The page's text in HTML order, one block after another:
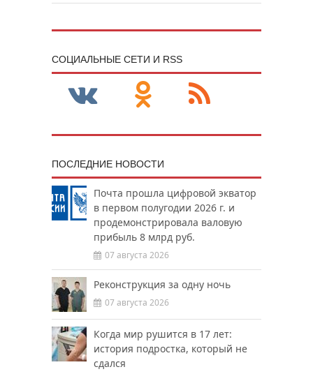
CОЦИАЛЬНЫЕ СЕТИ И RSS
ПОСЛЕДНИЕ НОВОСТИ
Почта прошла цифровой экватор
в первом полугодии 2026 г. и
продемонстрировала валовую
прибыль 8 млрд руб.
07 августа 2026
Реконструкция за одну ночь
07 августа 2026
Когда мир рушится в 17 лет:
история подростка, который не
сдался